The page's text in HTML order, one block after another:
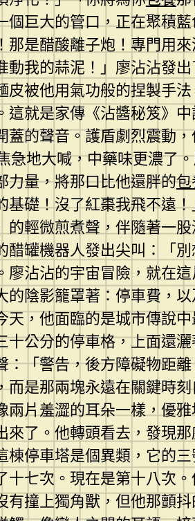
個巨大的管口，正在聚積
是醋酸離子炮！專門用
我的蒜泥！」廖沾沾發
被他用氣功般的捏製手
就是家傳《沾醬秘笈》
的聲音。護盾劇烈震動
地大喊，中藥味更濃了
力量，將那口比他還胖的
礎！沒了紅棗我飛不遠
的輕微煎煮聲，伴隨著一
罐機器人發出尖叫：「
廖沾沾的宇宙冒險，就在
陰影籠罩著：停車費，
，他面臨的是城市傳說
公分的停車格，上面還
「警告，後方障礙物距
是那兩塊永遠在關鍵時
片羞澀的耳朵一樣，優
來了。他轉頭看去，發現
停車塔是個異類，它的
七次。現在是第十八次
撞上獨角獸，但他那顫